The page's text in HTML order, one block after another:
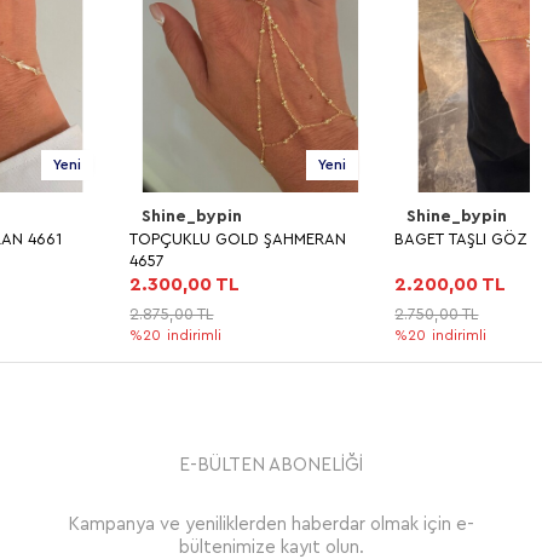
TOPÇUKLU GOLD ŞAHMERAN
Yeni
BAGET TAŞLI GÖZ ŞAHMERAN
E-BÜLTEN ABONELİĞİ
Kampanya ve yeniliklerden haberdar olmak için e-
bültenimize kayıt olun.